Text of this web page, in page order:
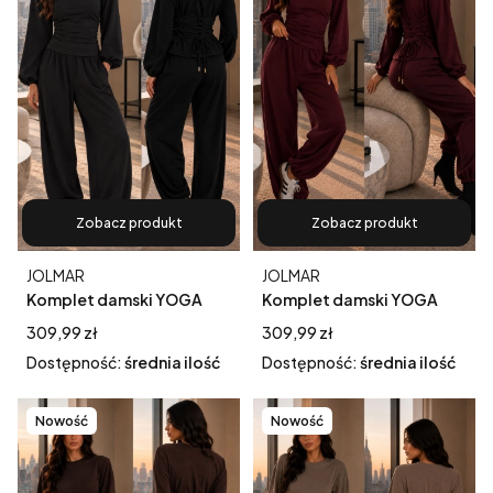
Zobacz produkt
Komplet damski YOGA
efektownym wiązaniem i
spodnie typu pumpy
Producent
JOLMAR
Cena
309,99 zł
Dostępność: średnia ilość
Zobacz produkt
Komplet damski YOGA
efektownym wiązaniem i
spodnie typu pumpy
Producent
JOLMAR
Cena
309,99 zł
Dostępność: średnia ilość
Nowość Nowość